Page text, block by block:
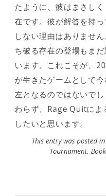
たように、彼はまさし
在です。彼が解答を持
しない理由はありませ
ち破る存在の登場もま
います。これこそが、
が生きたゲームとして
左となるのではないで
わらず、Rage Quitによ
したいと思います。
This entry was posted in
Tournament.